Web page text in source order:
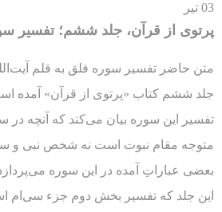
03 تیر
پرتوی از قرآن، جلد ششم؛ تفسیر
متن حاضر تفسیر سوره فلق به قلم
جلد ششم کتاب «پرتوی از قرآن» آمده
تفسیر این سوره بیان می‌کند که آنچه در
متوجه مقام نبوت است نه شخص نبی و
بعضی عباراتِ آمده در این سوره
این جلد که تفسیر بخش دوم جزء سی‌ام